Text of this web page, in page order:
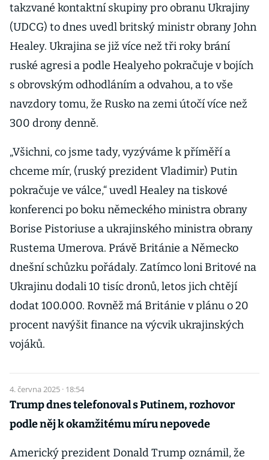
takzvané kontaktní skupiny pro obranu Ukrajiny
(UDCG) to dnes uvedl britský ministr obrany John
Healey. Ukrajina se již více než tři roky brání
ruské agresi a podle Healyeho pokračuje v bojích
s obrovským odhodláním a odvahou, a to vše
navzdory tomu, že Rusko na zemi útočí více než
300 drony denně.
„Všichni, co jsme tady, vyzýváme k příměří a
chceme mír, (ruský prezident Vladimir) Putin
pokračuje ve válce,“ uvedl Healey na tiskové
konferenci po boku německého ministra obrany
Borise Pistoriuse a ukrajinského ministra obrany
Rustema Umerova. Právě Británie a Německo
dnešní schůzku pořádaly. Zatímco loni Britové na
Ukrajinu dodali 10 tisíc dronů, letos jich chtějí
dodat 100.000. Rovněž má Británie v plánu o 20
procent navýšit finance na výcvik ukrajinských
vojáků.
4. června 2025 · 18:54
Trump dnes telefonoval s Putinem, rozhovor
podle něj k okamžitému míru nepovede
Americký prezident Donald Trump oznámil, že